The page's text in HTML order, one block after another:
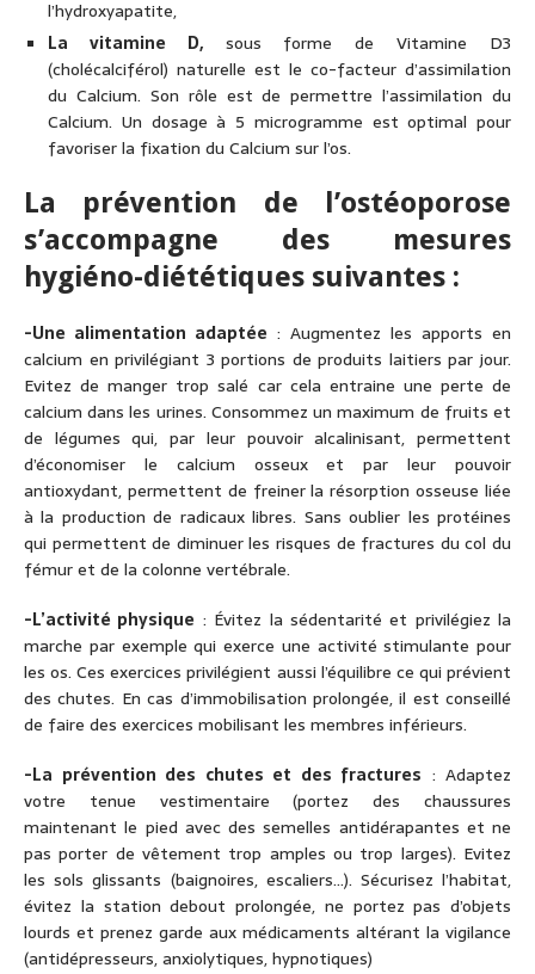
l’hydroxyapatite,
La vitamine D,sous forme de Vitamine D3
(cholécalciférol) naturelle est le co-facteur d’assimilation
du Calcium. Son rôle est de permettre l’assimilation du
Calcium. Un dosage à 5 microgramme est optimal pour
favoriser la fixation du Calcium sur l’os.
La prévention de l’ostéoporose
s’accompagne des mesures
hygiéno-diététiques suivantes :
-Une alimentation adaptée : Augmentez les apports en
calcium en privilégiant 3 portions de produits laitiers par jour.
Evitez de manger trop salé car cela entraine une perte de
calcium dans les urines. Consommez un maximum de fruits et
de légumes qui, par leur pouvoir alcalinisant, permettent
d’économiser le calcium osseux et par leur pouvoir
antioxydant, permettent de freiner la résorption osseuse liée
à la production de radicaux libres. Sans oublier les protéines
qui permettent de diminuer les risques de fractures du col du
fémur et de la colonne vertébrale.
-L’activité physique : Évitez la sédentarité et privilégiez la
marche par exemple qui exerce une activité stimulante pour
les os. Ces exercices privilégient aussi l’équilibre ce qui prévient
des chutes. En cas d’immobilisation prolongée, il est conseillé
de faire des exercices mobilisant les membres inférieurs.
-La prévention des chutes et des fractures : Adaptez
votre tenue vestimentaire (portez des chaussures
maintenant le pied avec des semelles antidérapantes et ne
pas porter de vêtement trop amples ou trop larges). Evitez
les sols glissants (baignoires, escaliers…). Sécurisez l’habitat,
évitez la station debout prolongée, ne portez pas d’objets
lourds et prenez garde aux médicaments altérant la vigilance
(antidépresseurs, anxiolytiques, hypnotiques)